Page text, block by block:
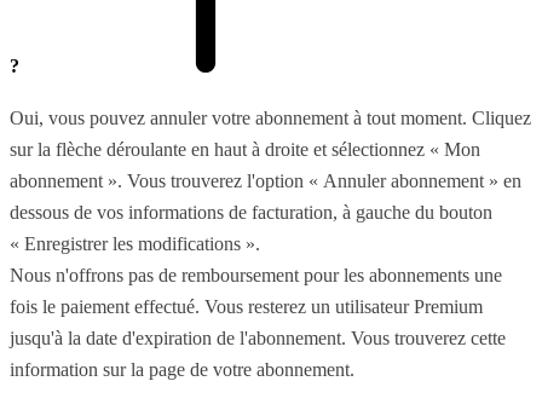
?
Oui, vous pouvez annuler votre abonnement à tout moment. Cliquez
sur la flèche déroulante en haut à droite et sélectionnez « Mon
abonnement ». Vous trouverez l'option « Annuler abonnement » en
dessous de vos informations de facturation, à gauche du bouton
« Enregistrer les modifications ».
Nous n'offrons pas de remboursement pour les abonnements une
fois le paiement effectué. Vous resterez un utilisateur Premium
jusqu'à la date d'expiration de l'abonnement. Vous trouverez cette
information sur la page de votre abonnement.